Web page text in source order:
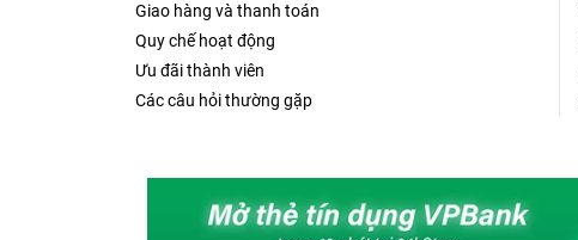
Giao hàng và thanh toán
Quy chế hoạt động
Ưu đãi thành viên
Các câu hỏi thường gặp